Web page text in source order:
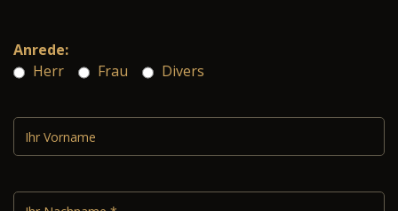
Anrede:
Herr
Frau Divers